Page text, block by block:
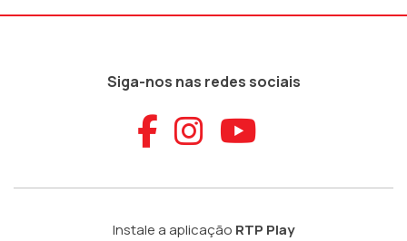
Siga-nos nas redes sociais
Aceder ao
Aceder ao
Aceder
Instale a aplicação RTP Play